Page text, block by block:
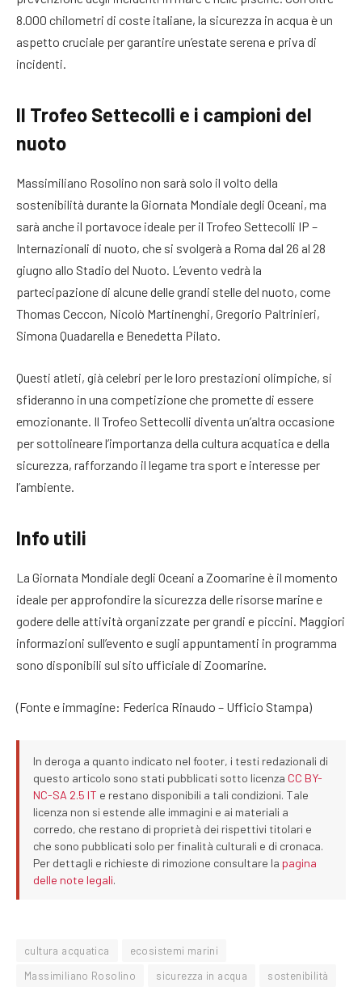
8.000 chilometri di coste italiane, la sicurezza in acqua è un
aspetto cruciale per garantire un’estate serena e priva di
incidenti.
Il Trofeo Settecolli e i campioni del
nuoto
Massimiliano Rosolino non sarà solo il volto della
sostenibilità durante la Giornata Mondiale degli Oceani, ma
sarà anche il portavoce ideale per il Trofeo Settecolli IP –
Internazionali di nuoto, che si svolgerà a Roma dal 26 al 28
giugno allo Stadio del Nuoto. L’evento vedrà la
partecipazione di alcune delle grandi stelle del nuoto, come
Thomas Ceccon, Nicolò Martinenghi, Gregorio Paltrinieri,
Simona Quadarella e Benedetta Pilato.
Questi atleti, già celebri per le loro prestazioni olimpiche, si
sfideranno in una competizione che promette di essere
emozionante. Il Trofeo Settecolli diventa un’altra occasione
per sottolineare l’importanza della cultura acquatica e della
sicurezza, rafforzando il legame tra sport e interesse per
l’ambiente.
Info utili
La Giornata Mondiale degli Oceani a Zoomarine è il momento
ideale per approfondire la sicurezza delle risorse marine e
godere delle attività organizzate per grandi e piccini. Maggiori
informazioni sull’evento e sugli appuntamenti in programma
sono disponibili sul sito ufficiale di Zoomarine.
(Fonte e immagine: Federica Rinaudo – Ufficio Stampa)
In deroga a quanto indicato nel footer, i testi redazionali di
questo articolo sono stati pubblicati sotto licenza CC BY-
NC-SA 2.5 IT e restano disponibili a tali condizioni. Tale
licenza non si estende alle immagini e ai materiali a
corredo, che restano di proprietà dei rispettivi titolari e
che sono pubblicati solo per finalità culturali e di cronaca.
Per dettagli e richieste di rimozione consultare la pagina
delle note legali.
cultura acquatica
ecosistemi marini
Massimiliano Rosolino
sicurezza in acqua sostenibilità